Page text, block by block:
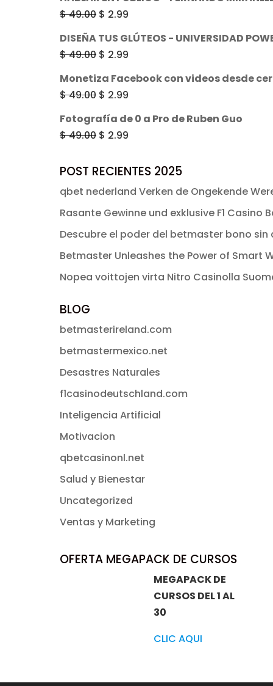
original
era:
$ 49.00.$ 2.99.
$49.00 El
original
era:
$ 49.00.
$ 2.99
precio
$ 2.99.
DISEÑA TUS GLÚTEOS - UNIVERSIDAD
$49.00 El
original
era:
$ 49.00.
$ 2.99
$ 2.99.
Monetiza Facebook con videos desde
$49.00 El
precio
original
era:
$ 2.99
Fotografía de 0 a Pro de Ruben Guo
$49.00 El
original
era:
$ 2.99
actual
es:
POST RECIENTES 2025
qbet nederland Verken de Ongekende
Rasante Gewinne und exklusive F1 Casino
Descubre el poder del betmaster bono
Betmaster Unleashes the Power of Smart
Nopea voittojen virta Nitro Casinolla
BLOG
betmasterireland.com
betmastermexico.net
Desastres Naturales
f1casinodeutschland.com
Inteligencia Artificial
Motivacion
qbetcasinonl.net
Salud y Bienestar
Uncategorized
Ventas y Marketing
OFERTA MEGAPACK DE CURSOS
MEGAPACK DE
CURSOS DEL 1 AL
30
CLIC AQUI